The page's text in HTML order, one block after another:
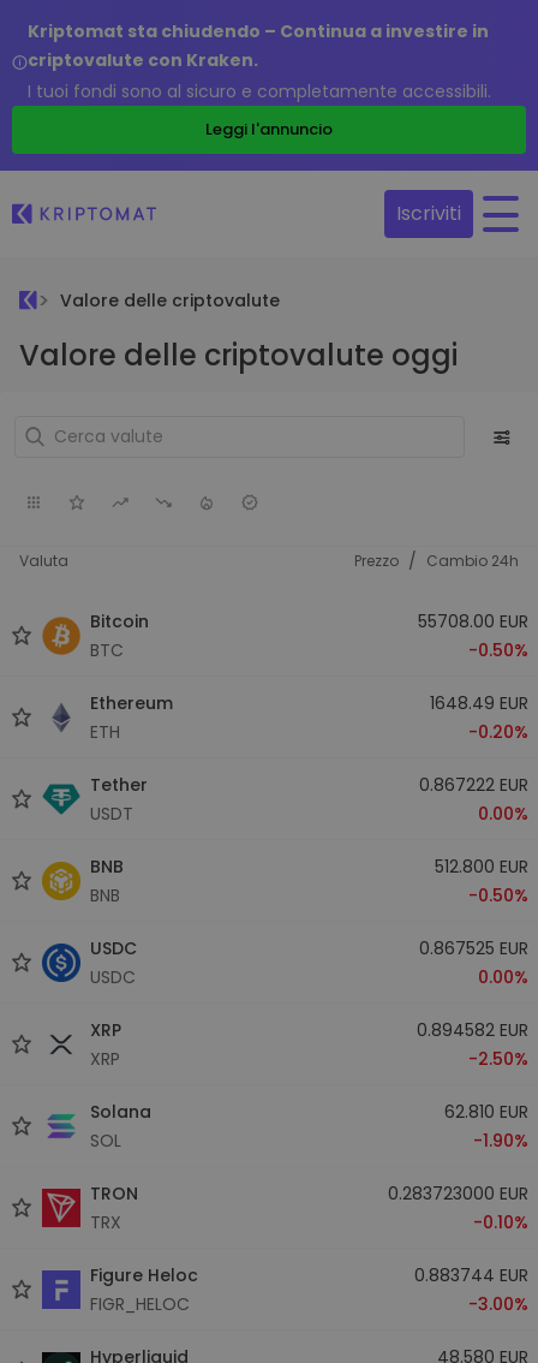
Kriptomat sta chiudendo – Continua a investire in
criptovalute con Kraken.
I tuoi fondi sono al sicuro e completamente accessibili.
Leggi l'annuncio
Iscriviti
Valore delle criptovalute
Valore delle criptovalute oggi
Valuta Prezzo / Cambio 24h
Bitcoin
BTC
55708.00 EUR
-0.50%
Ethereum
ETH
1648.49 EUR
-0.20%
Tether
USDT
0.867222 EUR
0.00%
BNB
BNB
512.800 EUR
-0.50%
USDC
USDC
0.867525 EUR
0.00%
XRP
XRP
0.894582 EUR
-2.50%
Solana
SOL
62.810 EUR
-1.90%
TRON
TRX
0.283723000 EUR
-0.10%
Figure Heloc
FIGR_HELOC
0.883744 EUR
-3.00%
Hyperliquid
48.580 EUR